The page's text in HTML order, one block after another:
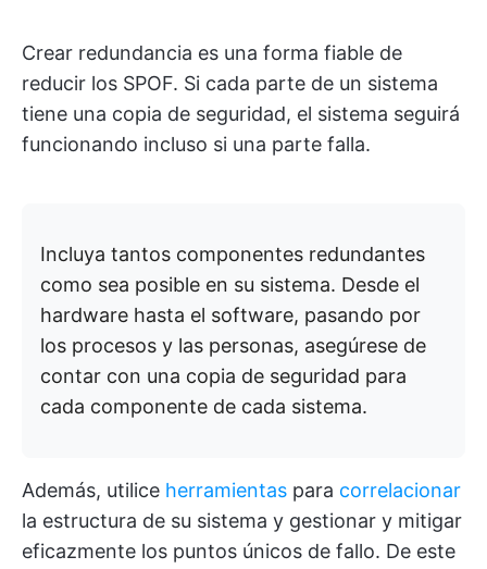
Crear redundancia es una forma fiable de
reducir los SPOF. Si cada parte de un sistema
tiene una copia de seguridad, el sistema seguirá
funcionando incluso si una parte falla.
Incluya tantos componentes redundantes
como sea posible en su sistema. Desde el
hardware hasta el software, pasando por
los procesos y las personas, asegúrese de
contar con una copia de seguridad para
cada componente de cada sistema.
Además, utilice herramientas para correlacionar
la estructura de su sistema y gestionar y mitigar
eficazmente los puntos únicos de fallo. De este